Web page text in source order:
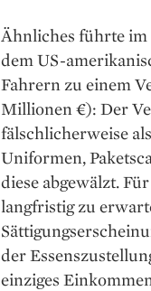
Ähnliches führte im
dem US-
Fahrern zu einem
Millionen €): Der
fälschlicherweise
Uniformen,
diese abgewälzt.
langfristig zu
der
einziges